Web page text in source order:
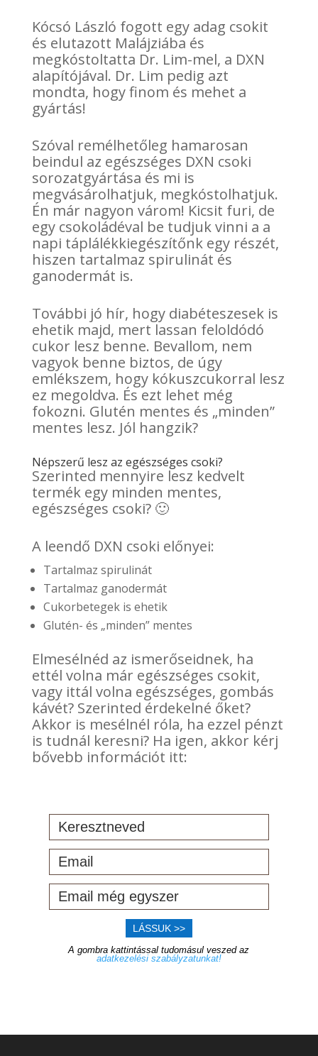
Kócsó László fogott egy adag csokit
és elutazott Malájziába és
megkóstoltatta Dr. Lim-mel, a DXN
alapítójával. Dr. Lim pedig azt
mondta, hogy finom és mehet a
gyártás!
Szóval remélhetőleg hamarosan
beindul az egészséges DXN csoki
sorozatgyártása és mi is
megvásárolhatjuk, megkóstolhatjuk.
Én már nagyon várom! Kicsit furi, de
egy csokoládéval be tudjuk vinni a a
napi táplálékkiegészítőnk egy részét,
hiszen tartalmaz spirulinát és
ganodermát is.
További jó hír, hogy diabéteszesek is
ehetik majd, mert lassan feloldódó
cukor lesz benne. Bevallom, nem
vagyok benne biztos, de úgy
emlékszem, hogy kókuszcukorral lesz
ez megoldva. És ezt lehet még
fokozni. Glutén mentes és „minden”
mentes lesz. Jól hangzik?
Népszerű lesz az egészséges csoki?
Szerinted mennyire lesz kedvelt
termék egy minden mentes,
egészséges csoki? 🙂
A leendő DXN csoki előnyei:
Tartalmaz spirulinát
Tartalmaz ganodermát
Cukorbetegek is ehetik
Glutén- és „minden” mentes
Elmesélnéd az ismerőseidnek, ha
ettél volna már egészséges csokit,
vagy ittál volna egészséges, gombás
kávét? Szerinted érdekelné őket?
Akkor is mesélnél róla, ha ezzel pénzt
is tudnál keresni? Ha igen, akkor kérj
bővebb információt itt:
LÁSSUK >>
A gombra kattintással tudomásul veszed az
adatkezelési szabályzatunkat!